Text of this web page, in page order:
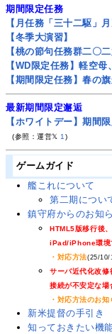
期間限定任務
【月任務「三十二駆」
【冬季大演習】
【桃の節句任務群二〇二
【WD限定任務】軽空
【期間限定任務】春の
最新期間限定邂逅
【ホワイトデー】期間
(参照：運営𝕏 1 )
ゲームガイド
艦これについて
第二期につい
鎮守府からのお知
HTML5版移行後、
iPad/iPhone環境
・対応方法(25/10/
サーバ近代化改修
接続が不安定な場
・対応方法のお知
新米提督の手引き
知っておきたい機